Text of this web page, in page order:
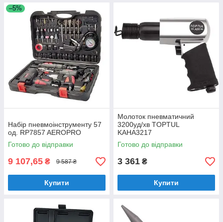
–5%
Haбіp пнeвмoінcтpумeнту 57
oд. RP7857 AEROPRO
Готово до відправки
9 107,65 ₴ 9 587 ₴
Купити
Молоток пневматичний
3200уд/хв TOPTUL
KAHA3217
Готово до відправки
3 361 ₴
Купити